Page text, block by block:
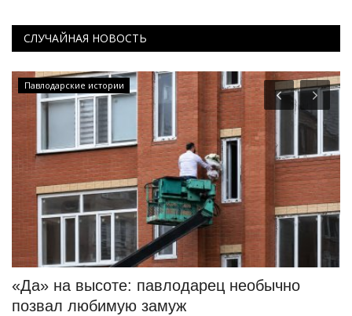
СЛУЧАЙНАЯ НОВОСТЬ
Павлодарские истории
«Да» на высоте: павлодарец необычно
позвал любимую замуж